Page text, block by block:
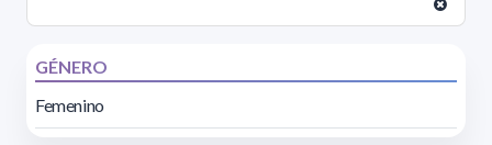
GÉNERO
Femenino